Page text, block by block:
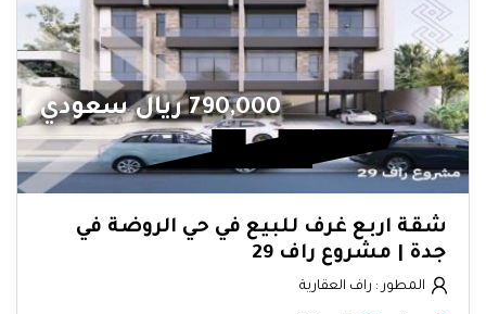
790,000 ريال سعودي
شقة اربع غرف للبيع في حي الروضة في
جدة | مشروع راف 29
المطور : راف العقارية